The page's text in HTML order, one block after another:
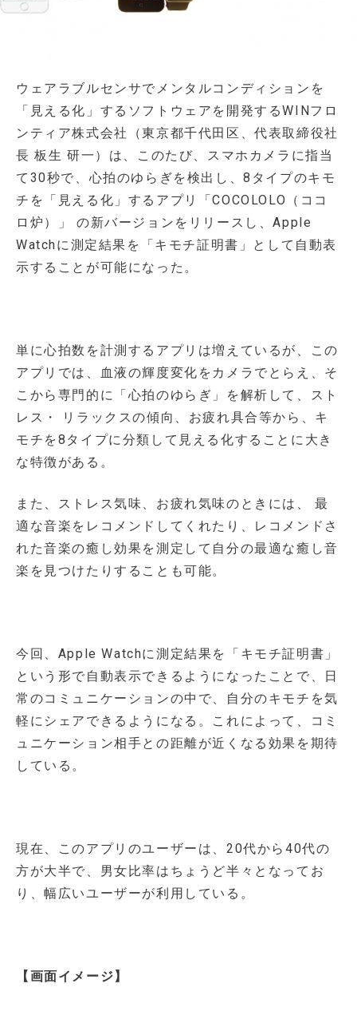
ウェアラブルセンサでメンタルコンディションを
「見える化」するソフトウェアを開発するWINフロ
ンティア株式会社（東京都千代田区、代表取締役社
長 板生 研一）は、このたび、スマホカメラに指当
て30秒で、心拍のゆらぎを検出し、8タイプのキモ
チを「見える化」するアプリ「COCOLOLO（ココ
ロ炉）」 の新バージョンをリリースし、Apple
Watchに測定結果を「キモチ証明書」として自動表
示することが可能になった。
単に心拍数を計測するアプリは増えているが、この
アプリでは、血液の輝度変化をカメラでとらえ、そ
こから専門的に「心拍のゆらぎ」を解析して、スト
レス・ リラックスの傾向、お疲れ具合等から、キ
モチを8タイプに分類して見える化することに大き
な特徴がある。
また、ストレス気味、お疲れ気味のときには、 最
適な音楽をレコメンドしてくれたり、レコメンドさ
れた音楽の癒し効果を測定して自分の最適な癒し音
楽を見つけたりすることも可能。
今回、Apple Watchに測定結果を「キモチ証明書」
という形で自動表示できるようになったことで、日
常のコミュニケーションの中で、自分のキモチを気
軽にシェアできるようになる。これによって、コミ
ュニケーション相手との距離が近くなる効果を期待
している。
現在、このアプリのユーザーは、20代から40代の
方が大半で、男女比率はちょうど半々となってお
り、幅広いユーザーが利用している。
【画面イメージ】